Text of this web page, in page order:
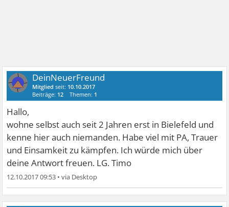
DeinNeuerFreund
Mitglied seit: 10.10.2017
Beiträge: 12 Themen: 1
Hallo,
wohne selbst auch seit 2 Jahren erst in Bielefeld und
kenne hier auch niemanden. Habe viel mit PA, Trauer
und Einsamkeit zu kämpfen. Ich würde mich über
deine Antwort freuen. LG. Timo
12.10.2017 09:53 •